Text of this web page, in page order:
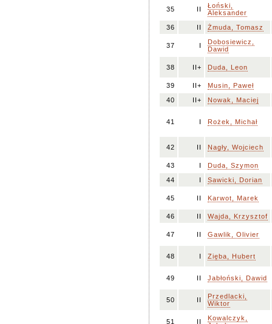
35 II
Łoński,
Aleksander
36
II Żmuda, Tomasz
37 I
Dobosiewicz,
Dawid
38 II+ Duda, Leon
39 II+
Musin, Paweł
40
II+ Nowak, Maciej
41 I Rożek, Michał
42 II Nagły, Wojciech
43 I
Duda, Szymon
44
I Sawicki, Dorian
45 II Karwot, Marek
46 II Wajda, Krzysztof
47 II Gawlik, Olivier
48 I Zięba, Hubert
49 II Jabłoński, Dawid
50 II
Przedlacki,
Wiktor
51 II
Kowalczyk,